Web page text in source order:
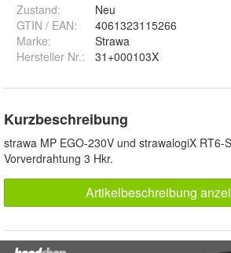
Zustand:
Neu
GTIN / EAN:
4061323115266
Marke:
Strawa
Hersteller Nr.:
31+000103X
Kurzbeschreibung
strawa MP EGO-230V und strawalogiX RT6-
Vorverdrahtung 3 Hkr.
Artikelbeschreibung